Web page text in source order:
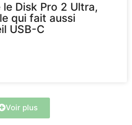
Disk Pro 2 Ultra,
qui fait aussi
USB-C
Voir plus